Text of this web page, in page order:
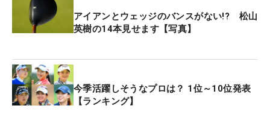
アイアンとウェッジのバンスがない!? 松山
英樹の14本見せます【写真】
今季活躍しそうなプロは？ 1位～10位発表
【ランキング】